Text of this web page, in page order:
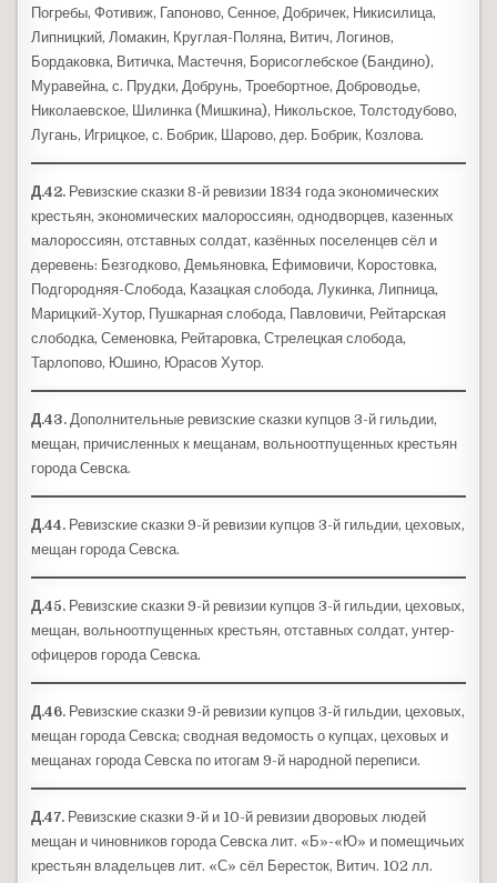
Погребы, Фотивиж, Гапоново, Сенное, Добричек, Никисилица,
Липницкий, Ломакин, Круглая-Поляна, Витич, Логинов,
Бордаковка, Витичка, Мастечня, Борисоглебское (Бандино),
Муравейна, с. Прудки, Добрунь, Троебортное, Доброводье,
Николаевское, Шилинка (Мишкина), Никольское, Толстодубово,
Лугань, Игрицкое, с. Бобрик, Шарово, дер. Бобрик, Козлова.
Д.42. Ревизские сказки 8-й ревизии 1834 года экономических
крестьян, экономических малороссиян, однодворцев, казенных
малороссиян, отставных солдат, казённых поселенцев сёл и
деревень: Безгодково, Демьяновка, Ефимовичи, Коростовка,
Подгородняя-Слобода, Казацкая слобода, Лукинка, Липница,
Марицкий-Хутор, Пушкарная слобода, Павловичи, Рейтарская
слободка, Семеновка, Рейтаровка, Стрелецкая слобода,
Тарлопово, Юшино, Юрасов Хутор.
Д.43. Дополнительные ревизские сказки купцов 3-й гильдии,
мещан, причисленных к мещанам, вольноотпущенных крестьян
города Севска.
Д.44. Ревизские сказки 9-й ревизии купцов 3-й гильдии, цеховых,
мещан города Севска.
Д.45. Ревизские сказки 9-й ревизии купцов 3-й гильдии, цеховых,
мещан, вольноотпущенных крестьян, отставных солдат, унтер-
офицеров города Севска.
Д.46. Ревизские сказки 9-й ревизии купцов 3-й гильдии, цеховых,
мещан города Севска; сводная ведомость о купцах, цеховых и
мещанах города Севска по итогам 9-й народной переписи.
Д.47. Ревизские сказки 9-й и 10-й ревизии дворовых людей
мещан и чиновников города Севска лит. «Б»-«Ю» и помещичьих
крестьян владельцев лит. «С» сёл Бересток, Витич. 102 лл.